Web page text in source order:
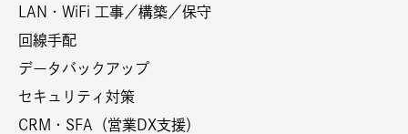
LAN・WiFi 工事／構築／保守
回線手配
データバックアップ
セキュリティ対策
CRM・SFA（営業DX支援）